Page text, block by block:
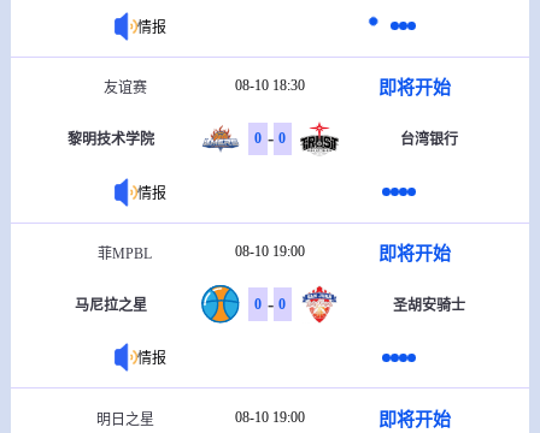
情报
友谊赛 08-10 18:30 即将开始
黎明技术学院 0 - 0 台湾银行
情报
菲MPBL 08-10 19:00 即将开始
马尼拉之星 0 - 0 圣胡安骑士
情报
明日之星 08-10 19:00 即将开始